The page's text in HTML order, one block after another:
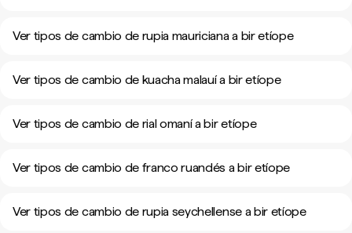
Ver tipos de cambio de rupia mauriciana a bir etíope
Ver tipos de cambio de kuacha malauí a bir etíope
Ver tipos de cambio de rial omaní a bir etíope
Ver tipos de cambio de franco ruandés a bir etíope
Ver tipos de cambio de rupia seychellense a bir etíope